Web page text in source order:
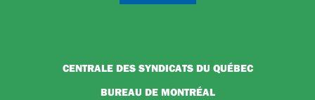
CENTRALE DES SYNDICATS DU QUÉBEC
BUREAU DE MONTRÉAL